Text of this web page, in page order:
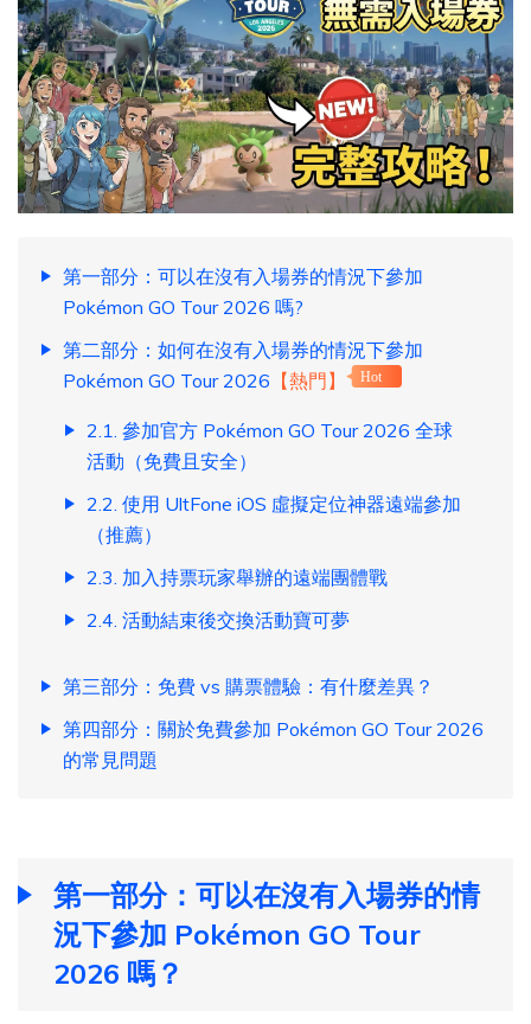
第一部分：可以在沒有入場券的情況下參加
Pokémon GO Tour 2026 嗎?
第二部分：如何在沒有入場券的情況下參加
Pokémon GO Tour 2026 【熱門】 Hot
2.1. 參加官方 Pokémon GO Tour 2026 全球
活動（免費且安全）
2.2. 使用 UltFone iOS 虛擬定位神器遠端參加
（推薦）
2.3. 加入持票玩家舉辦的遠端團體戰
2.4. 活動結束後交換活動寶可夢
第三部分：免費 vs 購票體驗：有什麼差異？
第四部分：關於免費參加 Pokémon GO Tour 2026
的常見問題
第一部分：可以在沒有入場券的情
況下參加 Pokémon GO Tour
2026 嗎？